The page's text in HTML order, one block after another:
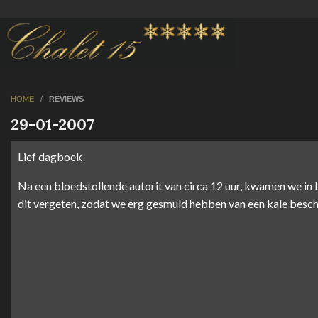
HOME / REVIEWS
29-01-2007
Lief dagboek
Na een bloedstollende autorit van circa 12 uur, kwamen we
dit vergeten, zodat we erg gesmuld hebben van een kale